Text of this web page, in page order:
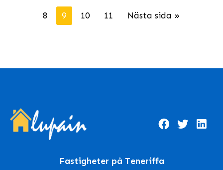
8
9 10 11 Nästa sida »
Fastigheter på Teneriffa